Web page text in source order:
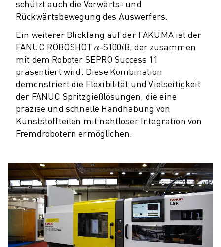
FANUC PLANS
FIELD & WARTUNG
TECHNISCHE FERNUNTERSTÜTZUNG
ERSATZTEILE
WIEDERAUFBEREITUNG
DIGITALE SERVICE TOOLS
E-STORE
DOWNLOAD CENTER » MYFANUC
TRAINING & AUSBILDUNG
FANUC AKADEMIE
BRANCHEN-LÖSUNGEN
WORLDSKILLS & YOUNG TALENTS
BILDUNGSVERANSTALTUNGEN
NEWS & MEDIA
NEWS & MEDIA
EVENTS
BILDUNGSVERANSTALTUNGEN
ÜBER FANUC
schützt auch die Vorwärts- und
Rückwärtsbewegung des Auswerfers.
Ein weiterer Blickfang auf der FAKUMA ist der
FANUC ROBOSHOT 𝛼-S100𝑖B, der zusammen
mit dem Roboter SEPRO Success 11
präsentiert wird. Diese Kombination
demonstriert die Flexibilität und Vielseitigkeit
der FANUC Spritzgießlösungen, die eine
präzise und schnelle Handhabung von
Kunststoffteilen mit nahtloser Integration von
Fremdrobotern ermöglichen.